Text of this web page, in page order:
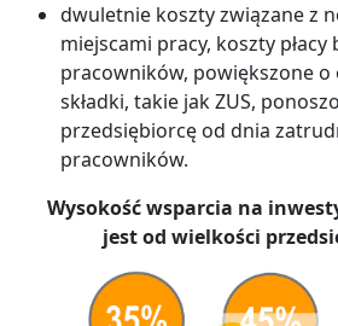
dwuletnie koszty związane z
miejscami pracy, koszty
pracowników, powiększone
składki, takie jak ZUS,
przedsiębiorcę od dnia
pracowników.
Wysokość wsparcia na
jest od wielkości